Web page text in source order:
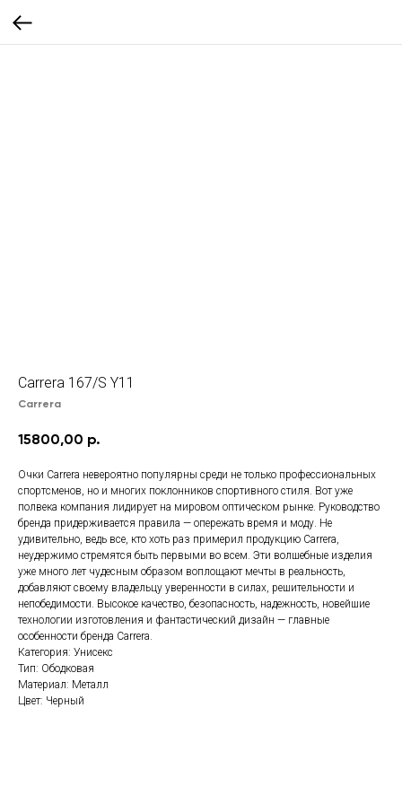
Carrera 167/S Y11
Carrera
15800,00 р.
Очки Carrera невероятно популярны среди не только профессиональных
спортсменов, но и многих поклонников спортивного стиля. Вот уже
полвека компания лидирует на мировом оптическом рынке. Руководство
бренда придерживается правила — опережать время и моду. Не
удивительно, ведь все, кто хоть раз примерил продукцию Carrera,
неудержимо стремятся быть первыми во всем. Эти волшебные изделия
уже много лет чудесным образом воплощают мечты в реальность,
добавляют своему владельцу уверенности в силах, решительности и
непобедимости. Высокое качество, безопасность, надежность, новейшие
технологии изготовления и фантастический дизайн — главные
особенности бренда Carrera.
Категория: Унисекс
Тип: Ободковая
Материал: Металл
Цвет: Черный